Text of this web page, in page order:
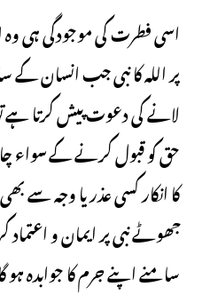
اسی فطرت کی موجودگی ہی
پر اللہ کا نبی جب انسان کے
لانے کی دعوت پیش کرتا
حق کو قبول کرنے کے سواء
کا انکار کسی عذر یا وجہ سے
جھوٹے نبی پر ایمان و
سامنے اپنے جرم کا جوابدہ ہو